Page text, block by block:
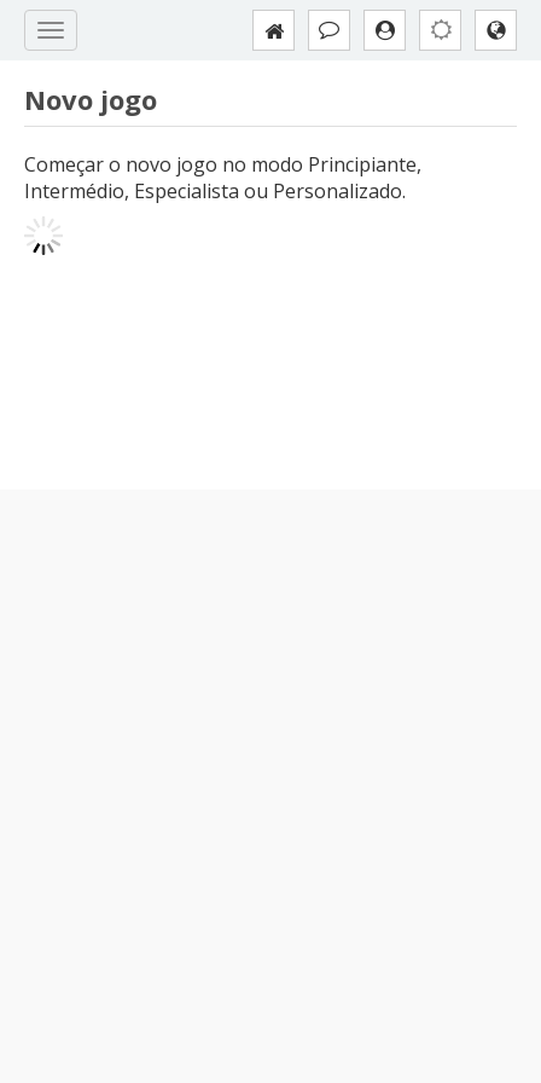
Novo jogo
Começar o novo jogo no modo Principiante,
Intermédio, Especialista ou Personalizado.